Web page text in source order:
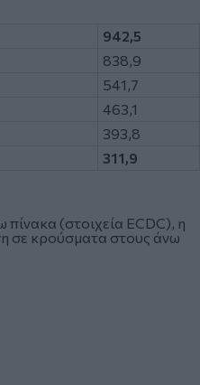
942,5
838,9
541,7
463,1
393,8
311,9
(στοιχεία ECDC), η
σε κρούσματα στους άνω